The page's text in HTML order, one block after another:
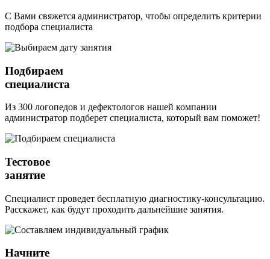
С Вами свяжется администратор, чтобы определить критерии
подбора специалиста
Подбираем
специалиста
Из 300 логопедов и дефектологов нашей компании
администратор подберет специалиста, который вам поможет!
Тестовое
занятие
Специалист проведет бесплатную диагностику-консультацию.
Расскажет, как будут проходить дальнейшие занятия.
Начните